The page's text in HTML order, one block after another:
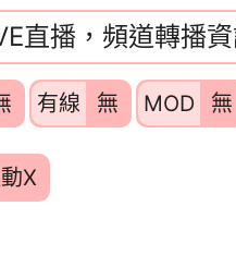
直播，頻道轉播
有線 無 MOD 無
X